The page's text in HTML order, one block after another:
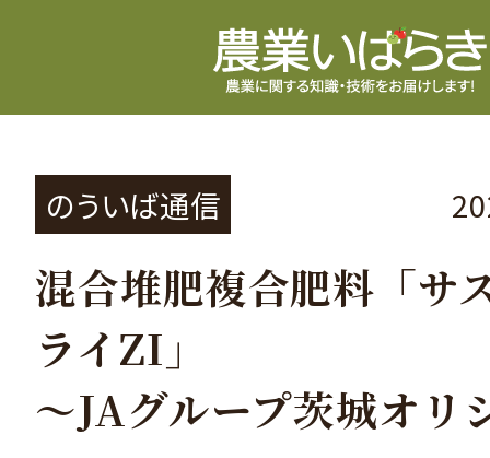
のういば通信
混合堆肥複合肥料「サ
ライZI」
～JAグループ茨城オリ